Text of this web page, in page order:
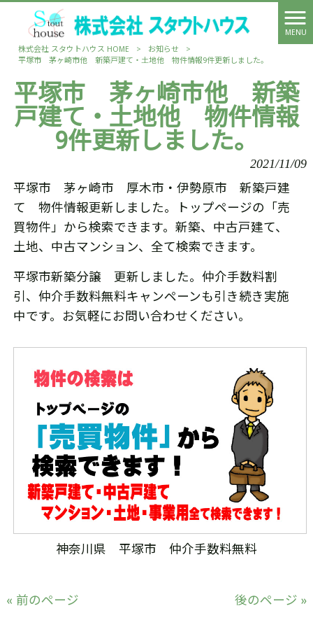
MENU
株式会社 スタウトハウス HOME
> お知らせ
>
平塚市 茅ヶ崎市他 新築戸建て・土地他 物件情報9件更新しました。
平塚市 茅ヶ崎市他 新築
戸建て・土地他 物件情報
9件更新しました。
2021/11/09
平塚市 茅ヶ崎市 厚木市・伊勢原市 新築戸建
て 物件情報更新しました。トップページの「売
買物件」から検索できます。新築、中古戸建て、
土地、中古マンション、全て検索できます。
平塚市新築分譲 更新しました。仲介手数料割
引、仲介手数料無料キャンペーンも引き続き実施
中です。お気軽にお問い合わせください。
神奈川県 平塚市 仲介手数料無料
« 前のページ 後のページ »